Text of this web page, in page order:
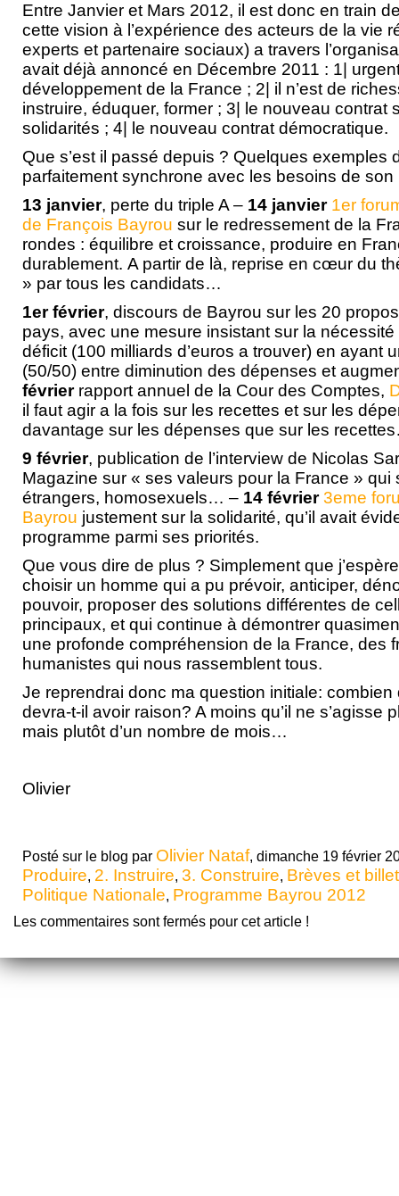
Entre Janvier et Mars 2012, il est donc en train
cette vision à l’expérience des acteurs de la vie
experts et partenaire sociaux) a travers
avait déjà annoncé en Décembre 2011 : 1|
développement de la France ; 2| il n’est de
instruire, éduquer, former ; 3| le nouveau contrat
solidarités ; 4| le nouveau contrat démocratique.
Que s’est il passé depuis ? Quelques exemples
parfaitement synchrone avec les besoins de son
13 janvier, perte du triple A – 14 janvier 1er
de François Bayrou sur le redressement de la
rondes : équilibre et croissance, produire en
durablement. A partir de là, reprise en cœur du
» par tous les candidats…
1er février, discours de Bayrou sur les 20
pays, avec une mesure insistant sur la
déficit (100 milliards d’euros a trouver) en ayant
(50/50) entre diminution des dépenses et
févrierrapport annuel de la Cour des Comptes,
il faut agir a la fois sur les recettes et sur les
davantage sur les dépenses que sur les
9 février, publication de l’interview de Nicolas
Magazine sur « ses valeurs pour la France » qui
étrangers, homosexuels… – 14 février 3eme
Bayrou justement sur la solidarité, qu’il avait
programme parmi ses priorités.
Que vous dire de plus ? Simplement que
choisir un homme qui a pu prévoir, anticiper,
pouvoir, proposer des solutions différentes de
principaux, et qui continue à démontrer
une profonde compréhension de la France, des
humanistes qui nous rassemblent tous.
Je reprendrai donc ma question initiale:
devra-t-il avoir raison? A moins qu’il ne s’agisse
mais plutôt d’un nombre de mois…
Olivier
Posté sur le blog par Olivier Nataf, dimanche 19 février
Produire, 2. Instruire, 3. Construire, Brèves et
Politique Nationale, Programme Bayrou 2012
Les commentaires sont fermés pour cet article !